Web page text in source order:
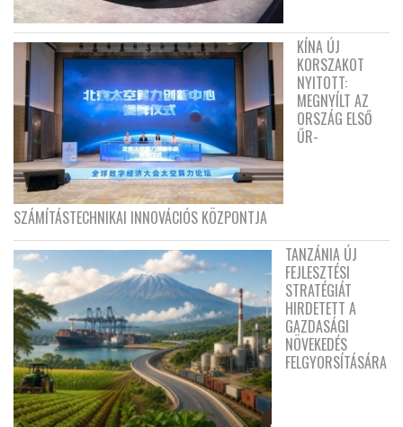
KÍNA ÚJ
KORSZAKOT
NYITOTT:
MEGNYÍLT AZ
ORSZÁG ELSŐ
ŰR-
SZÁMÍTÁSTECHNIKAI INNOVÁCIÓS KÖZPONTJA
TANZÁNIA ÚJ
FEJLESZTÉSI
STRATÉGIÁT
HIRDETETT A
GAZDASÁGI
NÖVEKEDÉS
FELGYORSÍTÁSÁRA